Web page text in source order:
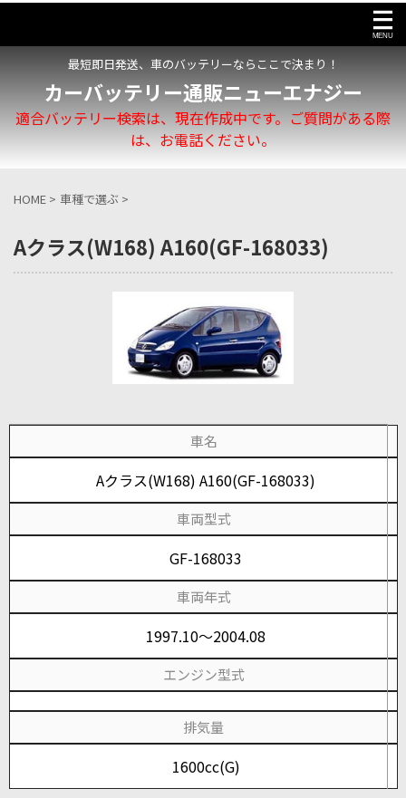
最短即日発送、車のバッテリーならここで決まり！
カーバッテリー通販ニューエナジー
適合バッテリー検索は、現在作成中です。ご質問がある際
は、お電話ください。
HOME > 車種で選ぶ >
Aクラス(W168) A160(GF-168033)
車名
Aクラス(W168) A160(GF-168033)
車両型式
GF-168033
車両年式
1997.10～2004.08
エンジン型式
排気量
1600cc(G)